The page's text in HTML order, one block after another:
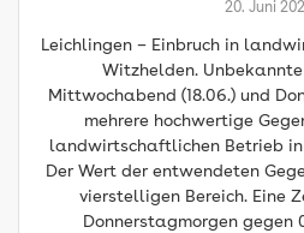
20. Juni
Leichlingen – Einbruch in
Witzhelden.
Mittwochabend (18.06.) und
mehrere hochwertige
landwirtschaftlichen Betrieb
Der Wert der entwendeten
vierstelligen Bereich. Eine
Donnerstagmorgen gegen